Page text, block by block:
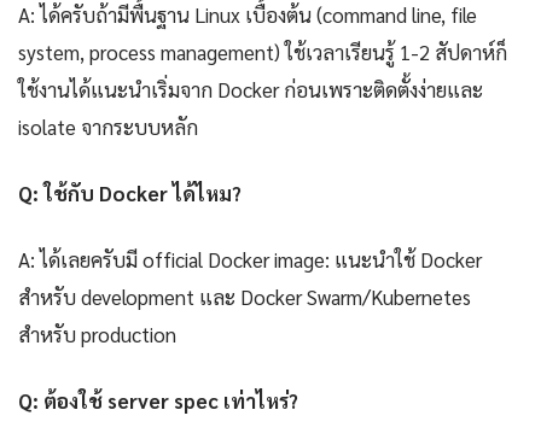
A: ได้ครับถ้ามีพื้นฐาน Linux เบื้องต้น (command line, file
system, process management) ใช้เวลาเรียนรู้ 1-2 สัปดาห์ก็
ใช้งานได้แนะนำเริ่มจาก Docker ก่อนเพราะติดตั้งง่ายและ
isolate จากระบบหลัก
Q: ใช้กับ Docker ได้ไหม?
A: ได้เลยครับมี official Docker image: แนะนำใช้ Docker
สำหรับ development และ Docker Swarm/Kubernetes
สำหรับ production
Q: ต้องใช้ server spec เท่าไหร่?